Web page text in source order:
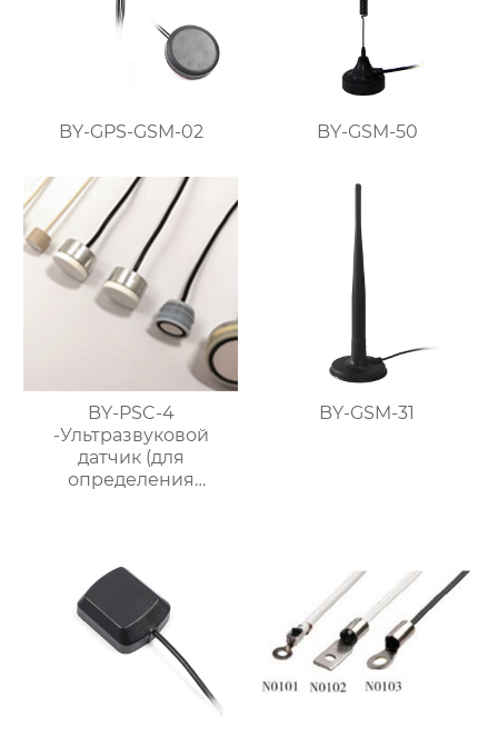
BY-GPS-GSM-02 BY-GSM-50
BY-PSC-4
-Ультразвуковой
датчик (для
определения
BY-GSM-31